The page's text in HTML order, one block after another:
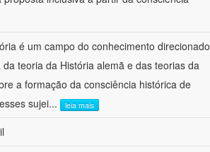
é um campo do conhecimento direcionado
teoria da História alemã e das teorias da
a formação da consciência histórica de
sujei... leia mais